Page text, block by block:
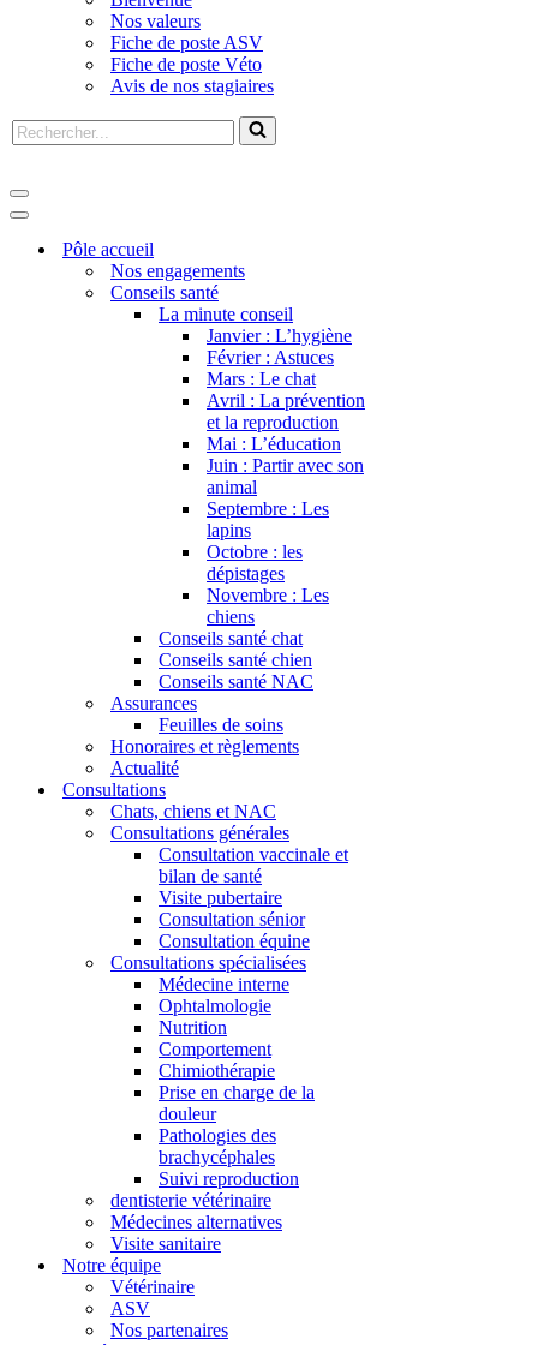
Nos valeurs
Fiche de poste ASV
Fiche de poste Véto
Avis de nos stagiaires
Pôle accueil
Nos engagements
Conseils santé
La minute conseil
Janvier : L’hygiène
Février : Astuces
Mars : Le chat
Avril : La prévention
et la reproduction
Mai : L’éducation
Juin : Partir avec son
animal
Septembre : Les
lapins
Octobre : les
dépistages
Novembre : Les
chiens
Conseils santé chat
Conseils santé chien
Conseils santé NAC
Assurances
Feuilles de soins
Honoraires et règlements
Actualité
Consultations
Chats, chiens et NAC
Consultations générales
Consultation vaccinale et
bilan de santé
Visite pubertaire
Consultation sénior
Consultation équine
Consultations spécialisées
Médecine interne
Ophtalmologie
Nutrition
Comportement
Chimiothérapie
Prise en charge de la
douleur
Pathologies des
brachycéphales
Suivi reproduction
dentisterie vétérinaire
Médecines alternatives
Visite sanitaire
Notre équipe
Vétérinaire
ASV
Nos partenaires